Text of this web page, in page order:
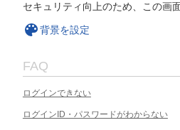
セキュリティ向上のため、この画
背景を設定
FAQ
ログインできない
ログインID・パスワードがわからない